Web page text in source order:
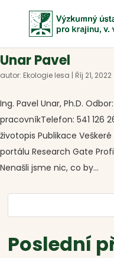
Unar Pavel
autor: Ekologie lesa | Říj 21, 2022
Ing. Pavel Unar, Ph.D.
pracovníkTelefon: 541 126
životopis Publikace
portálu Research Gate
Nenašli jsme nic, co by...
Poslední